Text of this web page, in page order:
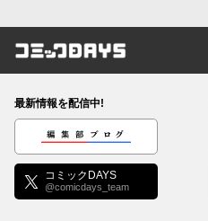
コミックDAYS
最新情報を配信中!
編集部ブログ
コミックDAYS
@comicdays_team